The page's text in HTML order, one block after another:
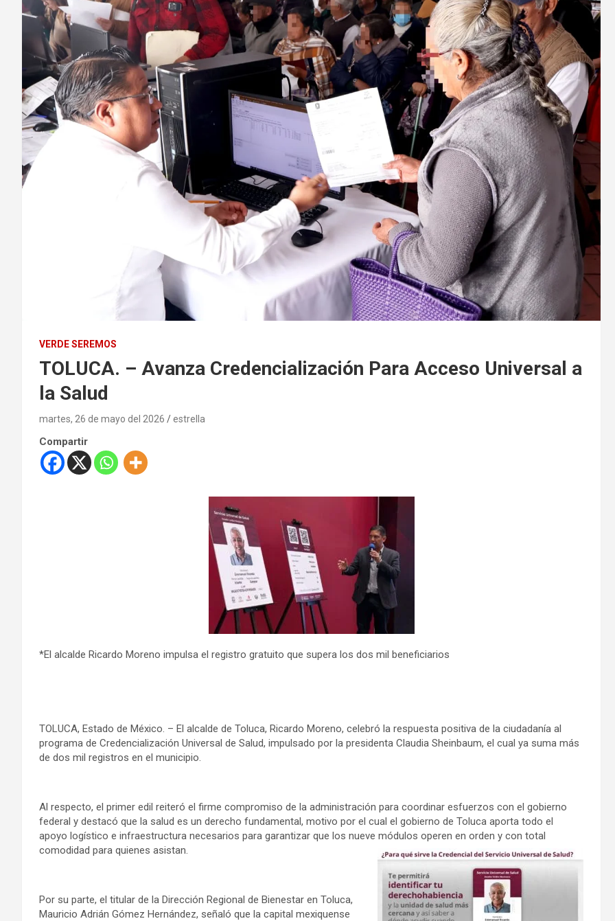
VERDE SEREMOS
TOLUCA. – Avanza Credencialización Para Acceso Universal a
la Salud
martes, 26 de mayo del 2026 estrella
Compartir
*El alcalde Ricardo Moreno impulsa el registro gratuito que supera los dos mil beneficiarios
TOLUCA, Estado de México. – El alcalde de Toluca, Ricardo Moreno, celebró la respuesta positiva de la ciudadanía al
programa de Credencialización Universal de Salud, impulsado por la presidenta Claudia Sheinbaum, el cual ya suma más
de dos mil registros en el municipio.
Al respecto, el primer edil reiteró el firme compromiso de la administración para coordinar esfuerzos con el gobierno
federal y destacó que la salud es un derecho fundamental, motivo por el cual el gobierno de Toluca aporta todo el
apoyo logístico e infraestructura necesarios para garantizar que los nueve módulos operen en orden y con total
comodidad para quienes asistan.
Por su parte, el titular de la Dirección Regional de Bienestar en Toluca,
Mauricio Adrián Gómez Hernández, señaló que la capital mexiquense